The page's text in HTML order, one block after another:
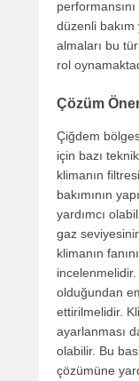
düzenli
almaları bu
rol
Çözüm
Çiğdem
için bazı
klimanın
bakımının
yardımcı
gaz
klimanın
incelenmelidir.
olduğundan
ettirilmelidir.
ayarlanması
olabilir. Bu
çözümüne